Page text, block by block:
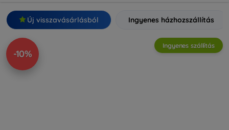
Új visszavásárlásból Ingyenes házhozszállítás
-10%
Ingyenes szállítás